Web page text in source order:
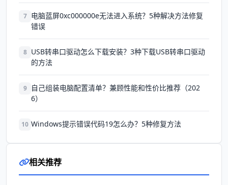
7 电脑蓝屏0xc000000e无法进入系统？5种解决方法修复
错误
8 USB转串口驱动怎么下载安装？3种下载USB转串口驱动
的方法
9
自己组装电脑配置清单？兼顾性能和性价比推荐（202
6）
10 Windows提示错误代码19怎么办？5种修复方法
相关推荐